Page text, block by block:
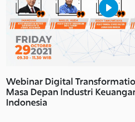
Webinar Digital
Masa Depan Industri
Indonesia